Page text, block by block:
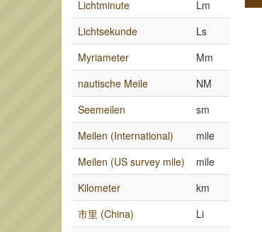
Lichtminute
Lm
Lichtsekunde
Ls
Myriameter
Mm
nautische Meile
NM
Seemeilen
sm
Meilen (International)
mile
Meilen (US survey mile)
mile
Kilometer
km
市里 (China)
Li